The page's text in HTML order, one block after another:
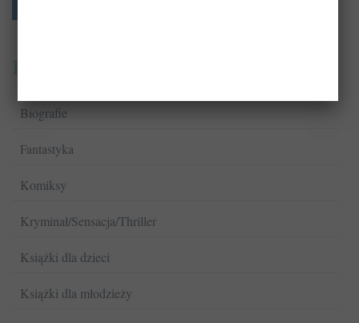
Kategorie
Biografie
Fantastyka
Komiksy
Kryminał/Sensacja/Thriller
Książki dla dzieci
Książki dla młodzieży